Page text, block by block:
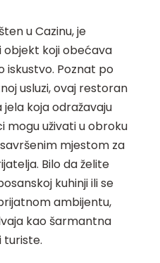
u Cazinu, je
koji obećava
iskustvo. Poznat po
usluzi, ovaj restoran
koja odražavaju
mogu uživati u obroku
mjestom za
Bilo da želite
kuhinji ili se
ambijentu,
kao šarmantna
turiste.